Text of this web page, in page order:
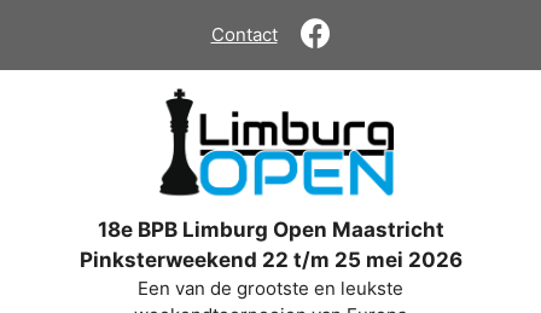
de
Contact
18e BPB Limburg Open Maastricht
Pinksterweekend 22 t/m 25 mei 2026
Een van de grootste en leukste